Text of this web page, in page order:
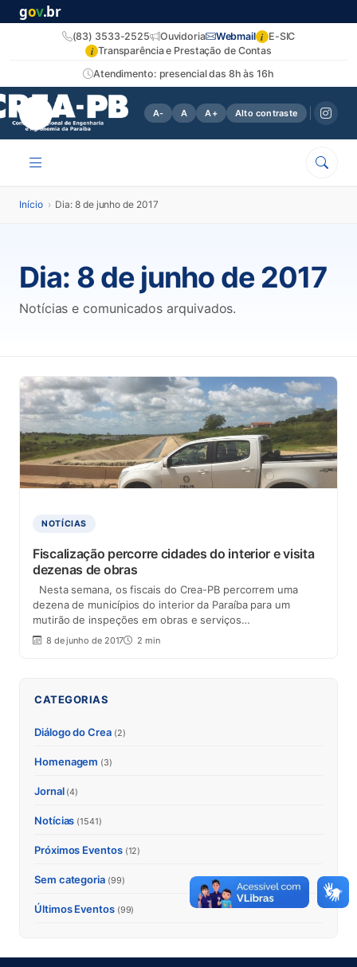
gov.br
Atendimento: presencial das 8h às 16h
(83) 3533-2525 Ouvidoria Webmail i E-SIC
i Transparência e Prestação de Contas
A- A A+ Alto contraste
Início › Dia: 8 de junho de 2017
Dia: 8 de junho de 2017
Notícias e comunicados arquivados.
NOTÍCIAS
Fiscalização percorre cidades do interior e visita
dezenas de obras
Nesta semana, os fiscais do Crea-PB percorrem uma
dezena de municípios do interior da Paraíba para um
mutirão de inspeções em obras e serviços…
8 de junho de 2017 2 min
CATEGORIAS
Diálogo do Crea (2)
Homenagem (3)
Jornal (4)
Notícias (1541)
Próximos Eventos (12)
Sem categoria (99)
Últimos Eventos (99)